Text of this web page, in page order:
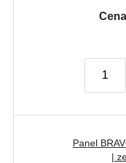
Panel
|